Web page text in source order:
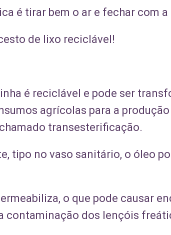
é tirar bem o ar e fechar com a
de lixo reciclável!
é reciclável e pode ser
agrícolas para a
transesterificação.
tipo no vaso sanitário, o óleo
o que pode causar
contaminação dos lençóis